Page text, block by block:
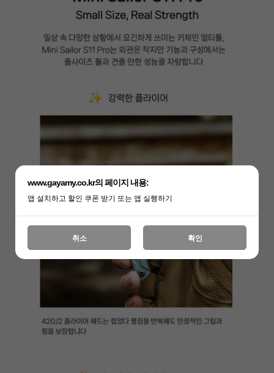
www.gayamy.co.kr의 페이지 내용:
앱 설치하고 할인 쿠폰 받기 또는 앱 실행하기
취소 확인